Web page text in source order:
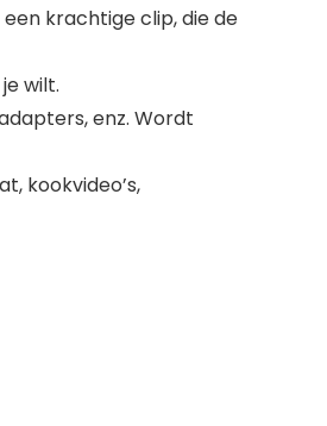
krachtige clip, die de
wilt.
enz. Wordt
kookvideo’s,